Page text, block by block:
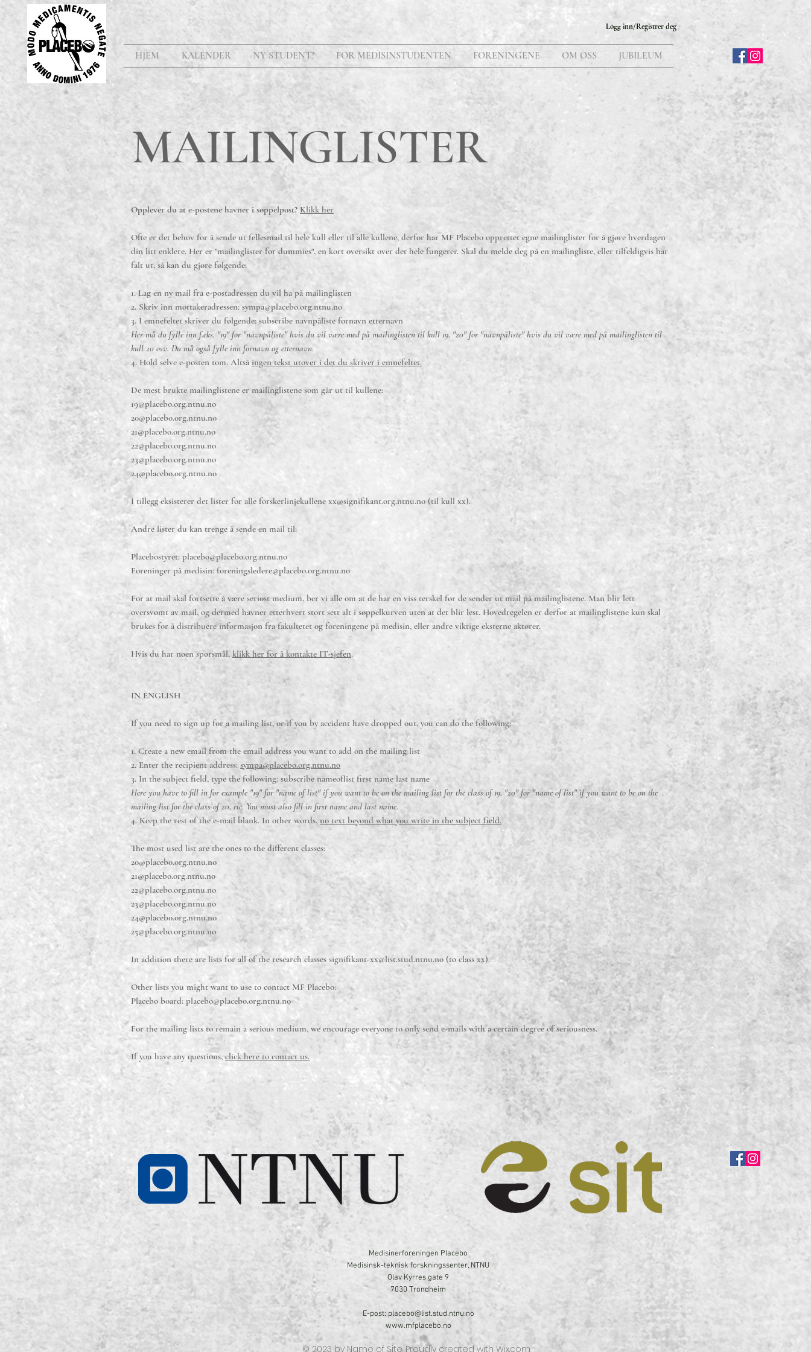
Logg inn/Registrer deg
HJEM KALENDER NY STUDENT? FOR MEDISINSTUDENTEN FORENINGENE OM OSS JUBILEUM
MAILINGLISTER
Opplever du at e-postene havner i søppelpost? Klikk her
Ofte er det behov for å sende ut fellesmail til hele kull eller til alle kullene, derfor har MF Placebo opprettet egne mailinglister for å gjøre hverdagen
din litt enklere. Her er "mailinglister for dummies", en kort oversikt over det hele fungerer. Skal du melde deg på en mailingliste, eller tilfeldigvis har
falt ut, så kan du gjøre følgende:
1. Lag en ny mail fra e-postadressen du vil ha på mailinglisten
2. Skriv inn mottakeradressen: sympa@placebo.org.ntnu.no
3. I emnefeltet skriver du følgende: subscribe navnpåliste fornavn etternavn
Her må du fylle inn f.eks. "19" for "navnpåliste" hvis du vil være med på mailinglisten til kull 19, "20" for "navnpåliste" hvis du vil være med på mailinglisten til
kull 20 osv. Du må også fylle inn fornavn og etternavn.
4. Hold selve e-posten tom. Altså ingen tekst utover i det du skriver i emnefeltet.
De mest brukte mailinglistene er mailinglistene som går ut til kullene:
19@placebo.org.ntnu.no
20@placebo.org.ntnu.no
21@placebo.org.ntnu.no
22@placebo.org.ntnu.no
23@placebo.org.ntnu.no
24@placebo.org.ntnu.no
I tillegg eksisterer det lister for alle forskerlinjekullene xx@signifikant.org.ntnu.no (til kull xx).
Andre lister du kan trenge å sende en mail til:
Placebostyret: placebo@placebo.org.ntnu.no
Foreninger på medisin: foreningsledere@placebo.org.ntnu.no
For at mail skal fortsette å være seriøst medium, ber vi alle om at de har en viss terskel før de sender ut mail på mailinglistene. Man blir lett
oversvømt av mail, og dermed havner etterhvert stort sett alt i søppelkurven uten at det blir lest. Hovedregelen er derfor at mailinglistene kun skal
brukes for å distribuere informasjon fra fakultetet og foreningene på medisin, eller andre viktige eksterne aktører.
Hvis du har noen spørsmål, klikk her for å kontakte IT-sjefen.
IN ENGLISH
If you need to sign up for a mailing list, or if you by accident have dropped out, you can do the following:
1. Create a new email from the email address you want to add on the mailing list
2. Enter the recipient address: sympa@placebo.org.ntnu.no
3. In the subject field, type the following: subscribe nameoflist first name last name
Here you have to fill in for example "19" for "name of list" if you want to be on the mailing list for the class of 19, "20" for "name of list" if you want to be on the
mailing list for the class of 20, etc. You must also fill in first name and last name.
4. Keep the rest of the e-mail blank. In other words, no text beyond what you write in the subject field.
The most used list are the ones to the different classes:
20@placebo.org.ntnu.no
21@placebo.org.ntnu.no
22@placebo.org.ntnu.no
23@placebo.org.ntnu.no
24@placebo.org.ntnu.no
25@placebo.org.ntnu.no
In addition there are lists for all of the research classes signifikant-xx@list.stud.ntnu.no (to class xx).
Other lists you might want to use to contact MF Placebo:
Placebo board: placebo@placebo.org.ntnu.no
For the mailing lists to remain a serious medium, we encourage everyone to only send e-mails with a certain degree of seriousness.
If you have any questions,click here to contact us.
Medisinerforeningen Placebo
Medisinsk-teknisk forskningssenter, NTNU
Olav Kyrres gate 9
7030 Trondheim
E-post: placebo@list.stud.ntnu.no
www.mfplacebo.no
© 2023 by Name of Site. Proudly created with Wix.com